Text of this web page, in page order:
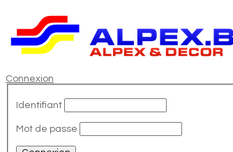
Connexion
Identifiant
Mot de passe